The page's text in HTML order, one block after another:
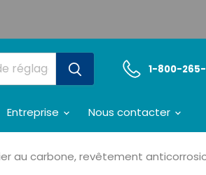
1-800-
Entreprise Nous contacter
au carbone, revêtement anticorrosion